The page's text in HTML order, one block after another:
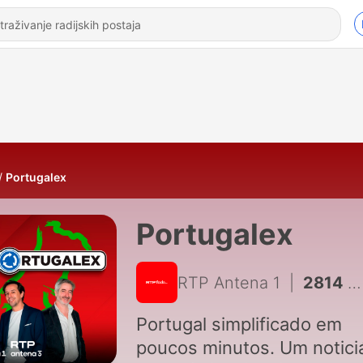
Portugalex
Portugalex
RTP Antena 1 2814 - Vamos todos de férias, menos o PM!
Portugal simplificado em
poucos minutos. Um